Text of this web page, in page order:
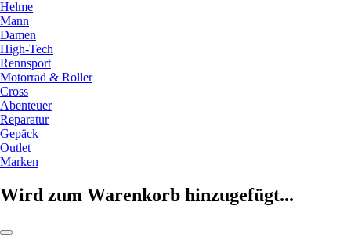
Helme
Mann
Damen
High-Tech
Rennsport
Motorrad & Roller
Cross
Abenteuer
Reparatur
Gepäck
Outlet
Marken
Wird zum Warenkorb hinzugefügt...